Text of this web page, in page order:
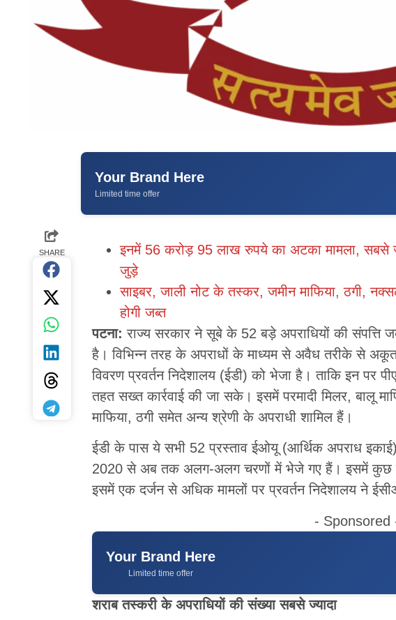
Your Brand Here
Limited time offer
SHARE
इनमें 56 करोड़ 95 लाख रुपये का अटका मामला, सबसे
जुड़े
साइबर, जाली नोट के तस्कर, जमीन माफिया, ठगी,
होगी जब्त
पटना:राज्य सरकार ने सूबे के 52 बड़े अपराधियों की संपत्ति
है। विभिन्न तरह के अपराधों के माध्यम से अवैध तरीके से अकूत
विवरण प्रवर्तन निदेशालय (ईडी) को भेजा है। ताकि इन पर
तहत सख्त कार्रवाई की जा सके। इसमें परमादी मिलर, बालू
माफिया, ठगी समेत अन्य श्रेणी के अपराधी शामिल हैं।
ईडी के पास ये सभी 52 प्रस्ताव ईओयू (आर्थिक अपराध
2020 से अब तक अलग-अलग चरणों में भेजे गए हैं। इसमें कुछ
इसमें एक दर्जन से अधिक मामलों पर प्रवर्तन निदेशालय ने
- Sponsored
Your Brand Here
Limited time offer
शराब तस्करी के अपराधियों की संख्या सबसे ज्यादा